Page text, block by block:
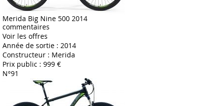
Merida Big Nine 500 2014
commentaires
Voir les offres
Année de sortie : 2014
Constructeur : Merida
Prix public : 999 €
N°91